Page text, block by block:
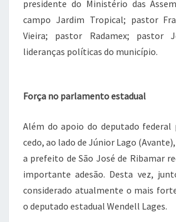
presidente do Ministério das
campo Jardim Tropical; pastor
Vieira; pastor Radamex; pastor
lideranças políticas do município.
Força no parlamento estadual
Além do apoio do deputado federal
cedo, ao lado de Júnior Lago
a prefeito de São José de Ribamar
importante adesão. Desta vez,
considerado atualmente o mais
o deputado estadual Wendell Lages.